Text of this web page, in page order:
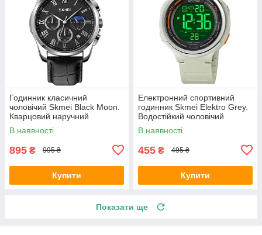
Годинник класичний
чоловічий Skmei Black Moon.
Кварцовий наручний
годинник
В наявності
895 ₴ 995 ₴
Купити
Електронний спортивний
годинник Skmei Elektro Grey.
Водостійкий чоловічий
годинник
В наявності
455 ₴ 495 ₴
Купити
Показати ще